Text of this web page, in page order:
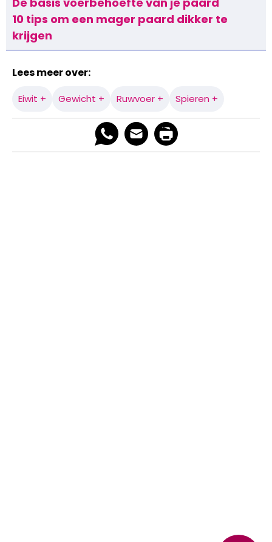
10 tips om een mager paard dikker te
krijgen
Lees meer over:
Eiwit + Gewicht + Ruwvoer + Spieren +